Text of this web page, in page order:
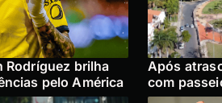
Rodríguez brilha
pelo América
Após
com